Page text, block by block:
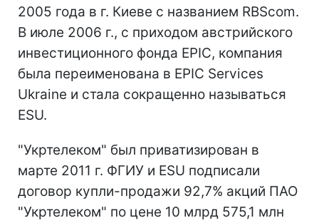
2005 года в г. Киеве с названием RBScom.
В июле 2006 г., с приходом австрийского
инвестиционного фонда EPIC, компания
была переименована в EPIC Services
Ukraine и стала сокращенно называться
ESU.
"Укртелеком" был приватизирован в
марте 2011 г. ФГИУ и ESU подписали
договор купли-продажи 92,7% акций ПАО
"Укртелеком" по цене 10 млрд 575,1 млн